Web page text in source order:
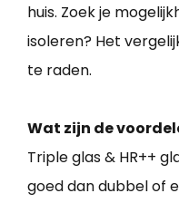
huis. Zoek je
isoleren? Het
te raden.
Wat zijn de
Triple glas & HR++
goed dan dubbel of